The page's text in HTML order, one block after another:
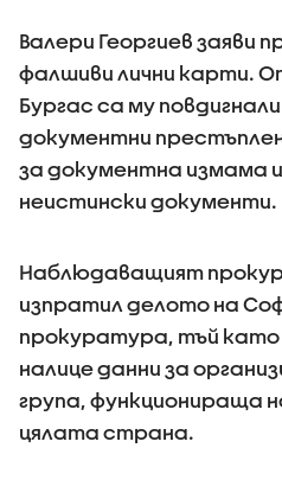
Валери Георгиев заяви
фалшиви лични карти.
Бургас са му
документни
за документна измама
неистински документи.
Наблюдаващият
изпратил делото на
прокуратура, тъй като
налице данни за
група, функционираща
цялата страна.